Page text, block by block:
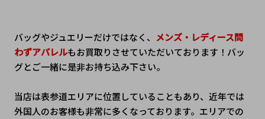
バッグやジュエリーだけではなく、 メンズ・レディース問
わずアパレルもお買取りさせていただいております！バッ
グとご一緒に是非お持ち込み下さい。
当店は表参道エリアに位置していることもあり、近年では
外国人のお客様も非常に多くなっております。エリアでの